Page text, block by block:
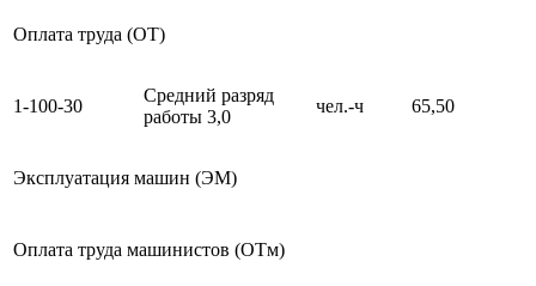
Оплата труда (ОТ)
1-100-30
Средний разряд
работы 3,0
чел.-ч 65,50
Эксплуатация машин (ЭМ)
Оплата труда машинистов (ОТм)